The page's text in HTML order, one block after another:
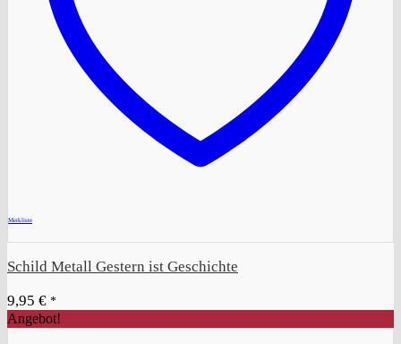
Merkliste
Schild Metall Gestern ist Geschichte
9,95 € *
Angebot!